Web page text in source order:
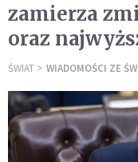
zamierza
oraz
ŚWIAT WIADOMOŚCI ZE